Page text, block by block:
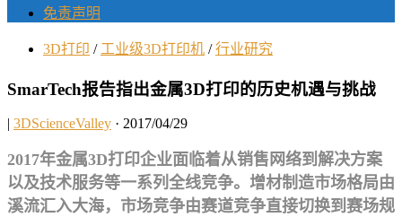
免责声明
3D打印 / 工业级3D打印机 / 行业研究
SmarTech报告指出金属3D打印的历史机遇与挑战
| 3DScienceValley · 2017/04/29
2017年金属3D打印企业面临着从销售网络到解决方案
以及技术服务等一系列全线竞争。增材制造市场格局由
溪流汇入大海，市场竞争由赛道竞争直接切换到赛场规